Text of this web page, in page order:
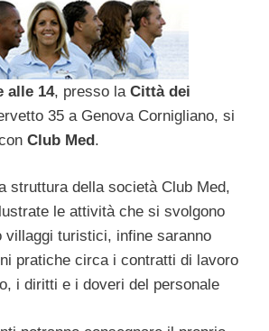
alle 14, presso la Città dei
35 a Genova Cornigliano, si
Club Med.
struttura della società Club Med,
le attività che si svolgono
villaggi turistici, infine saranno
pratiche circa i contratti di lavoro
i diritti e i doveri del personale